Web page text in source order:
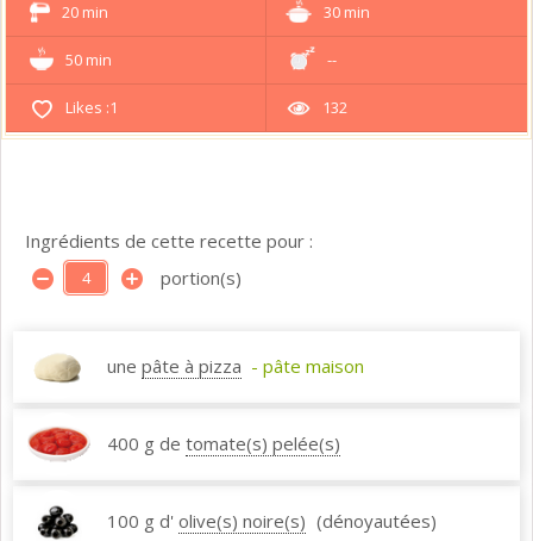
20 min 30 min
50 min --
Likes :1 132
Ingrédients de cette recette pour :
portion(s)
une pâte à pizza - pâte maison
400 g de tomate(s) pelée(s)
100 g d' olive(s) noire(s) (dénoyautées)